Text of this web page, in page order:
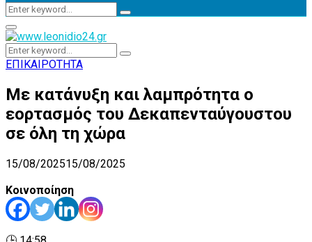
Search
Search
Primary
Menu
Search
for:
Search
ΕΠΙΚΑΙΡΟΤΗΤΑ
Με κατάνυξη και λαμπρότητα ο
εορτασμός του Δεκαπενταύγουστου
σε όλη τη χώρα
15/08/202515/08/2025
Κοινοποίηση